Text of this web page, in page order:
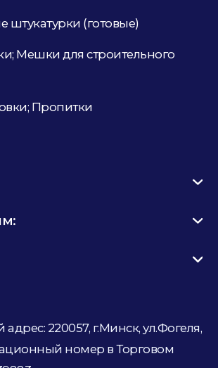
штукатурки (готовые)
Мешки для строительного
Пропитки
220057, г.Минск, ул.Фогеля,
номер в Торговом